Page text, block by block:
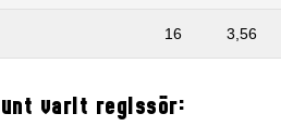
16 3,56
varit regissör: